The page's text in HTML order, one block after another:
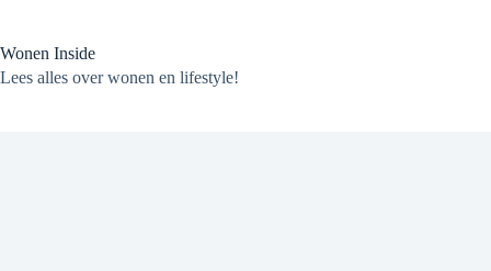
de
inhoud
Wonen Inside
Lees alles over wonen en lifestyle!